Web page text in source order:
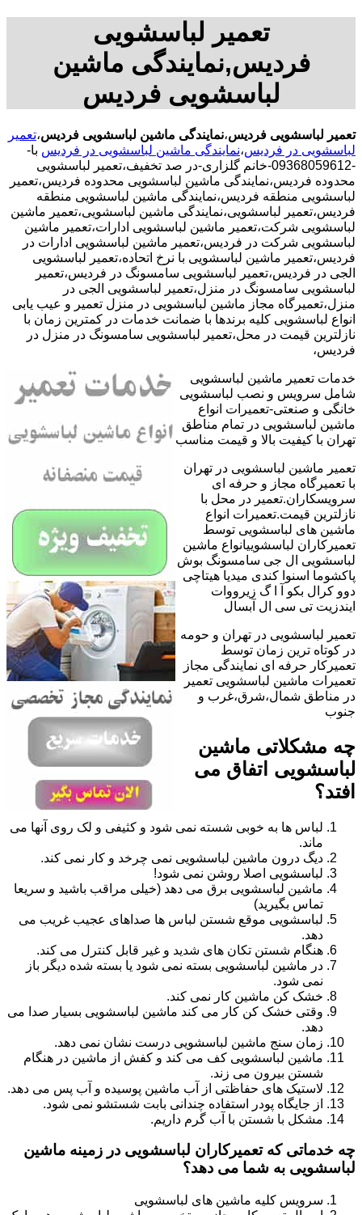
تعمیر لباسشویی
فردیس,نمایندگی ماشین
لباسشویی فردیس
تعمیر لباسشویی فردیس،نمایندگی ماشین لباسشویی فردیس،تعمیر
لباسشویی در فردیس،نمایندگی ماشین لباسشویی در فردیس با-
-09368059612-خانم گلزاری-در صد تخفیف،تعمیر لباسشویی
محدوده فردیس،نمایندگی ماشین لباسشویی محدوده فردیس،تعمیر
لباسشویی منطقه فردیس،نمایندگی ماشین لباسشویی منطقه
فردیس،تعمیر لباسشویی،نمایندگی ماشین لباسشویی،تعمیر ماشین
لباسشویی شرکت،تعمیر ماشین لباسشویی ادارات،تعمیر ماشین
لباسشویی شرکت در فردیس،تعمیر ماشین لباسشویی ادارات در
فردیس،تعمیر ماشین لباسشویی با نرخ اتحاده،تعمیر لباسشویی
الجی در فردیس،تعمیر لباسشویی سامسونگ در فردیس،تعمیر
لباسشویی سامسونگ در منزل،تعمیر لباسشویی الجی در
منزل،تعمیرگاه مجاز ماشین لباسشویی در منزل تعمیر و عیب یابی
انواع لباسشویی کلیه برندها با ضمانت خدمات در کمترین زمان با
نازلترین قیمت در محل،تعمیر لباسشویی سامسونگ در منزل در
فردیس،
خدمات تعمیر ماشین لباسشویی
شامل سرویس و نصب لباسشویی
خانگی و صنعتی-تعمیرات انواع
ماشین لباسشویی در تمام مناطق
تهران با کیفیت بالا و قیمت مناسب
تعمیر ماشین لباسشویی در تهران
با تعمیرگاه مجاز و حرفه ای
سرویسکاران.تعمیر در محل با
نازلترین قیمت.تعمیرات انواع
ماشین های لباسشویی توسط
تعمیرکاران لباسشوییانواع ماشین
لباسشویی ال جی سامسونگ بوش
پاکشوما اسنوا کندی میدیا هیتاچی
دوو کرال بکو آ ا گ زیرووات
ایندزیت تی سی ال آبسال
تعمیر لباسشویی در تهران و حومه
در کوتاه ترین زمان توسط
تعمیرکار حرفه ای نمایندگی مجاز
تعمیرات ماشین لباسشویی تعمیر
در مناطق شمال،شرق،غرب و
جنوب
چه مشکلاتی ماشین
لباسشویی اتفاق می
افتد؟
لباس ها به خوبی شسته نمی شود و کثیفی و لک روی آنها می
ماند.
دیگ درون ماشین لباسشویی نمی چرخد و کار نمی کند.
لباسشویی اصلا روشن نمی شود!
ماشین لباسشویی برق می دهد (خیلی مراقب باشید و سریعا
تماس بگیرید)
لباسشویی موقع شستن لباس ها صداهای عجیب غریب می
دهد.
هنگام شستن تکان های شدید و غیر قابل کنترل می کند.
در ماشین لباسشویی بسته نمی شود یا بسته شده دیگر باز
نمی شود.
خشک کن ماشین کار نمی کند.
وقتی خشک کن کار می کند ماشین لباسشویی بسیار صدا می
دهد.
زمان سنج ماشین لباسشویی درست نشان نمی دهد.
ماشین لباسشویی کف می کند و کفش از ماشین در هنگام
شستن بیرون می زند.
لاستیک های حفاظتی از آب ماشین پوسیده و آب پس می دهد.
از جایگاه پودر استفاده چندانی بابت شستشو نمی شود.
مشکل با شستن با آب گرم داریم.
چه خدماتی که تعمیرکاران لباسشویی در زمینه ماشین
لباسشویی به شما می دهد؟
سرویس کلیه ماشین های لباسشویی